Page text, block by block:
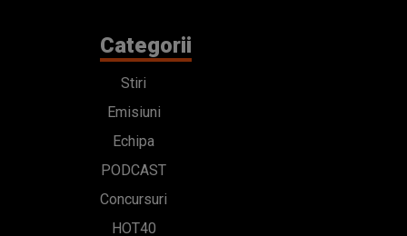
Categorii
Stiri
Emisiuni
Echipa
PODCAST
Concursuri
HOT40